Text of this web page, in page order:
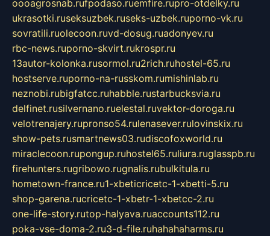
oooagrosnab.rufpodaso.ruemfire.rupro-otdelky.ru
ukrasotki.ruseksuzbek.ruseks-uzbek.ruporno-vk.ru
sovratili.ruolecoon.ruvd-dosug.ruadonyev.ru
rbc-news.ruporno-skvirt.rukrospr.ru
13autor-kolonka.rusormol.ru2rich.ruhostel-65.ru
hostserve.ruporno-na-russkom.rumishinlab.ru
neznobi.rubigfatcc.ruhabble.rustarbucksvia.ru
delfinet.rusilvernano.ruelestal.ruvektor-doroga.ru
velotrenajery.rupronso54.rulenasever.rulovinskix.ru
show-pets.rusmartnews03.rudiscofoxworld.ru
miraclecoon.rupongup.ruhostel65.ruliura.ruglasspb.ru
firehunters.rugribowo.rugnalis.rubulkitula.ru
hometown-france.ru1-xbeticricetc-1-xbetti-5.ru
shop-garena.rucricetc-1-xbetr-1-xbetcc-2.ru
one-life-story.rutop-halyava.ruaccounts112.ru
poka-vse-doma-2.ru3-d-file.ruhahahaharms.ru